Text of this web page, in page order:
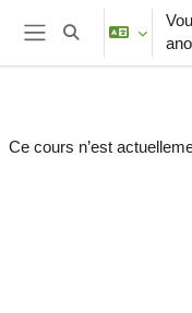
Passer au contenu principal
Panneau latéral
Activer/
Ce cours n’est